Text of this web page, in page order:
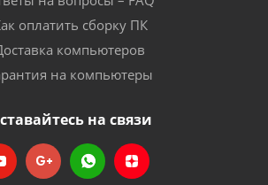
оплатить сборку ПК
компьютеров
на компьютеры
на связи